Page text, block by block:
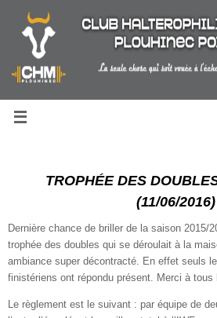
contenu
TROPHÉE DES
(11/06/2016)
Dernière chance de briller de la saison 2015/
trophée des doubles qui se déroulait à la
ambiance super décontracté. En effet seuls
finistériens ont répondu présent. Merci à tous
e règlement est le suivant : par équipe de